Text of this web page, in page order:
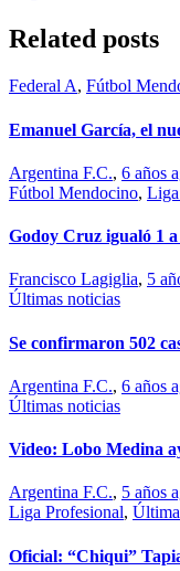
Related posts
Federal A, Fútbol
Emanuel García, el
Argentina F.C., 6 años
Fútbol Mendocino,
Godoy Cruz igualó 1
Francisco Lagiglia, 5
Últimas noticias
Se confirmaron 502
Argentina F.C., 6 años
Últimas noticias
Video: Lobo Medina
Argentina F.C., 5 años
Liga Profesional,
Oficial: “Chiqui”